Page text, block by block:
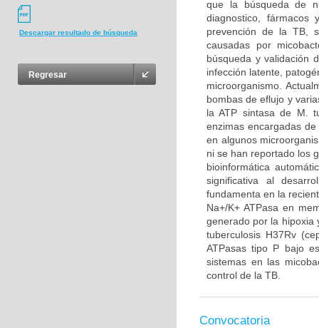
Descargar resultado de búsqueda
Regresar
que la búsqueda de
diagnostico,
prevención de la TB,
causadas por
búsqueda y validación
infección latente,
microorganismo.
bombas de eflujo y
la ATP sintasa de M.
enzimas encargadas
en algunos
ni se han reportado los
bioinformática
significativa al
fundamenta en la
Na+/K+ ATPasa en
generado por la hipoxia
tuberculosis H37Rv
ATPasas tipo P bajo
sistemas en las
control de la TB.
Convocatoria